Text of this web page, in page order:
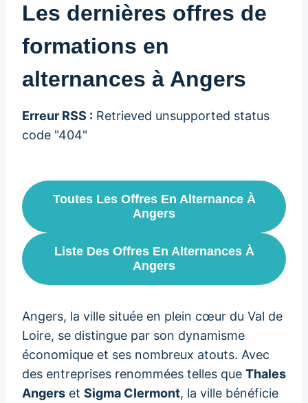
Les dernières offres de
formations en
alternances à Angers
Erreur RSS : Retrieved unsupported status
code "404"
Toutes Les Offres En Alternance À
Angers
Liste Des Offres En Alternances À
Angers
Angers, la ville située en plein cœur du Val de
Loire, se distingue par son dynamisme
économique et ses nombreux atouts. Avec
des entreprises renommées telles que Thales
Angers et Sigma Clermont, la ville bénéficie